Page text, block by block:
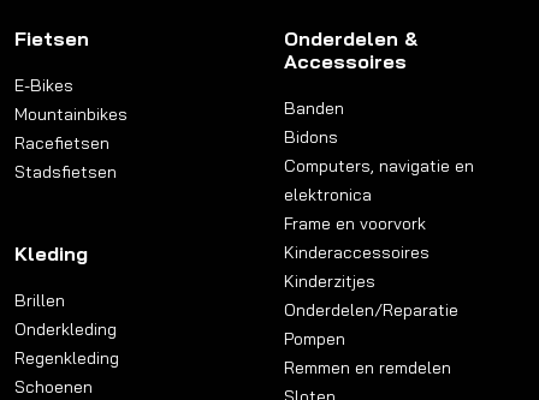
Fietsen
E-Bikes
Mountainbikes
Racefietsen
Stadsfietsen
Kleding
Brillen
Onderkleding
Regenkleding
Schoenen
Onderdelen &
Accessoires
Banden
Bidons
Computers, navigatie en
elektronica
Frame en voorvork
Kinderaccessoires
Kinderzitjes
Onderdelen/Reparatie
Pompen
Remmen en remdelen